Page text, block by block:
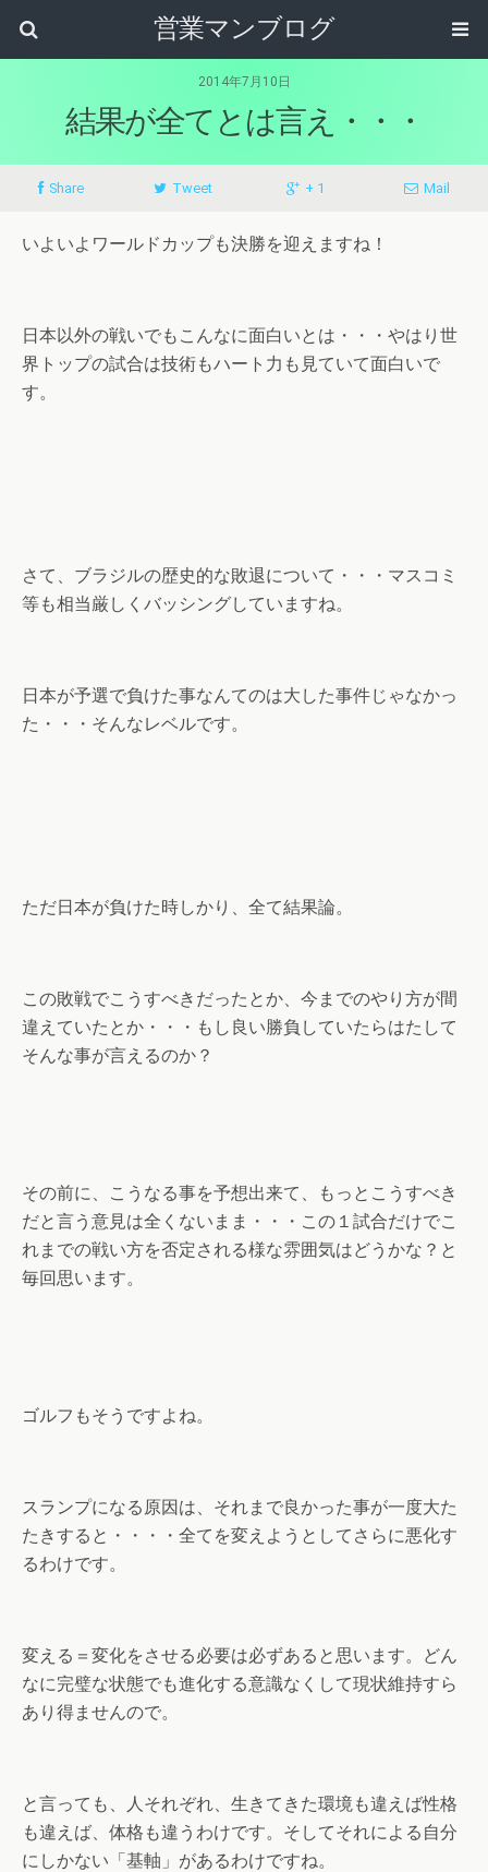
営業マンブログ
2014年7月10日
結果が全てとは言え・・・
Share Tweet + 1 Mail
いよいよワールドカップも決勝を迎えますね！
日本以外の戦いでもこんなに面白いとは・・・やはり世
界トップの試合は技術もハート力も見ていて面白いで
す。
さて、ブラジルの歴史的な敗退について・・・マスコミ
等も相当厳しくバッシングしていますね。
日本が予選で負けた事なんてのは大した事件じゃなかっ
た・・・そんなレベルです。
ただ日本が負けた時しかり、全て結果論。
この敗戦でこうすべきだったとか、今までのやり方が間
違えていたとか・・・もし良い勝負していたらはたして
そんな事が言えるのか？
その前に、こうなる事を予想出来て、もっとこうすべき
だと言う意見は全くないまま・・・この１試合だけでこ
れまでの戦い方を否定される様な雰囲気はどうかな？と
毎回思います。
ゴルフもそうですよね。
スランプになる原因は、それまで良かった事が一度大た
たきすると・・・・全てを変えようとしてさらに悪化す
るわけです。
変える＝変化をさせる必要は必ずあると思います。どん
なに完璧な状態でも進化する意識なくして現状維持すら
あり得ませんので。
と言っても、人それぞれ、生きてきた環境も違えば性格
も違えば、体格も違うわけです。そしてそれによる自分
にしかない「基軸」があるわけですね。